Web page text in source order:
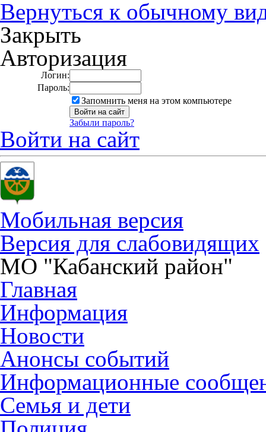
Вернуться к обычному
Закрыть
Авторизация
Логин:
Пароль:
Запомнить меня на этом компьютере
Забыли пароль?
Войти на сайт
Мобильная версия
Версия для слабовидящих
МО "Кабанский район"
Главная
Информация
Новости
Анонсы событий
Информационные
Семья и дети